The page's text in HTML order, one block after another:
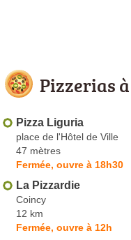
Pizzerias
Pizza Liguria
place de l'Hôtel de Ville
47 mètres
Fermée, ouvre à 18h30
La Pizzardie
Coincy
12 km
Fermée, ouvre à 12h